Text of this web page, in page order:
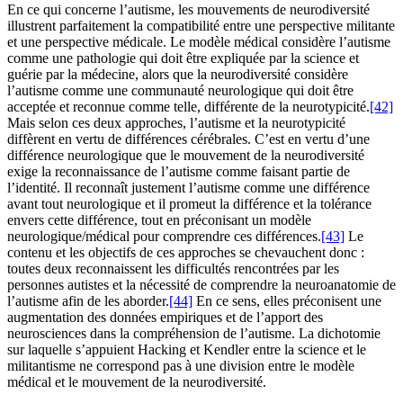
En ce qui concerne l’autisme, les mouvements de neurodiversité
illustrent parfaitement la compatibilité entre une perspective militante
et une perspective médicale. Le modèle médical considère l’autisme
comme une pathologie qui doit être expliquée par la science et
guérie par la médecine, alors que la neurodiversité considère
l’autisme comme une communauté neurologique qui doit être
acceptée et reconnue comme telle, différente de la neurotypicité.[42]
Mais selon ces deux approches, l’autisme et la neurotypicité
diffèrent en vertu de différences cérébrales. C’est en vertu d’une
différence neurologique que le mouvement de la neurodiversité
exige la reconnaissance de l’autisme comme faisant partie de
l’identité. Il reconnaît justement l’autisme comme une différence
avant tout neurologique et il promeut la différence et la tolérance
envers cette différence, tout en préconisant un modèle
neurologique/médical pour comprendre ces différences.[43] Le
contenu et les objectifs de ces approches se chevauchent donc :
toutes deux reconnaissent les difficultés rencontrées par les
personnes autistes et la nécessité de comprendre la neuroanatomie de
l’autisme afin de les aborder.[44] En ce sens, elles préconisent une
augmentation des données empiriques et de l’apport des
neurosciences dans la compréhension de l’autisme. La dichotomie
sur laquelle s’appuient Hacking et Kendler entre la science et le
militantisme ne correspond pas à une division entre le modèle
médical et le mouvement de la neurodiversité.